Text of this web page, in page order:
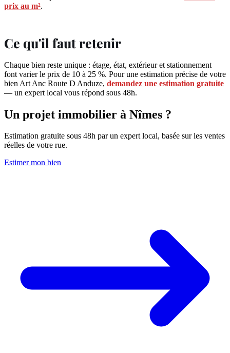
prix au m².
Ce qu'il faut retenir
Chaque bien reste unique : étage, état, extérieur et stationnement
font varier le prix de 10 à 25 %. Pour une estimation précise de votre
bien Art Anc Route D Anduze, demandez une estimation gratuite
— un expert local vous répond sous 48h.
Un projet immobilier à Nîmes ?
Estimation gratuite sous 48h par un expert local, basée sur les ventes
réelles de votre rue.
Estimer mon bien